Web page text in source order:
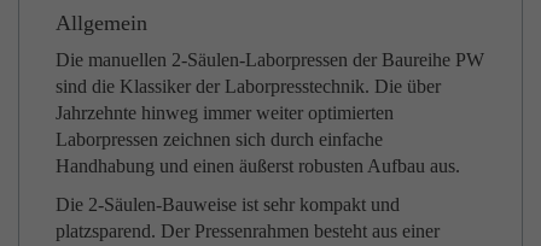
Allgemein
Die manuellen 2-Säulen-Laborpressen der Baureihe PW
sind die Klassiker der Laborpresstechnik. Die über
Jahrzehnte hinweg immer weiter optimierten
Laborpressen zeichnen sich durch einfache
Handhabung und einen äußerst robusten Aufbau aus.
Die 2-Säulen-Bauweise ist sehr kompakt und
platzsparend. Der Pressenrahmen besteht aus einer